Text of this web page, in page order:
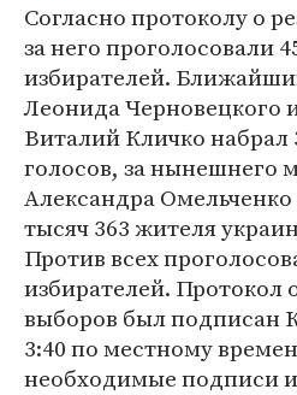
Согласно протоколу о
за него проголосовали
избирателей.
Леонида Черновецкого
Виталий Кличко набрал
голосов, за нынешнего
Александра Омельченко
тысяч 363 жителя
Против всех
избирателей. Протокол
выборов был подписан
3:40 по местному
необходимые подписи